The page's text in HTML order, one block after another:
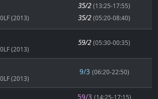
(2013)
35/2 (13:25-17:55)
35/2 (05:20-08:40)
(2013)
59/2 (05:30-00:35)
(2013)
9/3 (06:20-22:50)
59/3 (14:25-17:15)